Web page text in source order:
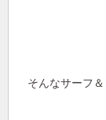
そんなサーフ